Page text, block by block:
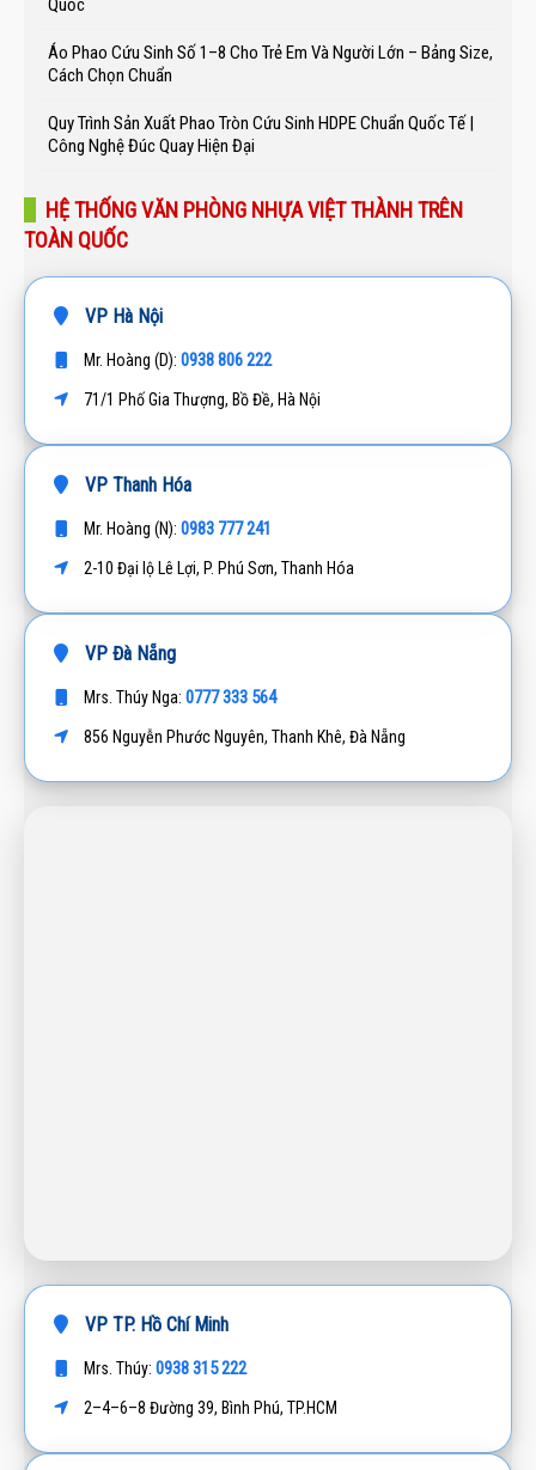
Quốc
Áo Phao Cứu Sinh Số 1–8 Cho Trẻ Em Và Người Lớn – Bảng Size,
Cách Chọn Chuẩn
Quy Trình Sản Xuất Phao Tròn Cứu Sinh HDPE Chuẩn Quốc Tế |
Công Nghệ Đúc Quay Hiện Đại
HỆ THỐNG VĂN PHÒNG NHỰA VIỆT THÀNH TRÊN
TOÀN QUỐC
VP Hà Nội
Mr. Hoàng (D): 0938 806 222
71/1 Phố Gia Thượng, Bồ Đề, Hà Nội
VP Thanh Hóa
Mr. Hoàng (N): 0983 777 241
2-10 Đại lộ Lê Lợi, P. Phú Sơn, Thanh Hóa
VP Đà Nẵng
Mrs. Thúy Nga: 0777 333 564
856 Nguyễn Phước Nguyên, Thanh Khê, Đà Nẵng
VP TP. Hồ Chí Minh
Mrs. Thúy: 0938 315 222
2–4–6–8 Đường 39, Bình Phú, TP.HCM